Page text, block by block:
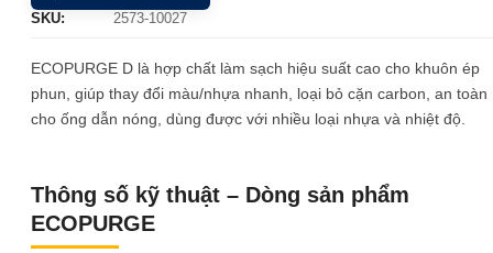
SKU: 2573-10027
ECOPURGE D là hợp chất làm sạch hiệu suất cao cho khuôn ép
phun, giúp thay đổi màu/nhựa nhanh, loại bỏ cặn carbon, an toàn
cho ống dẫn nóng, dùng được với nhiều loại nhựa và nhiệt độ.
Thông số kỹ thuật – Dòng sản phẩm
ECOPURGE